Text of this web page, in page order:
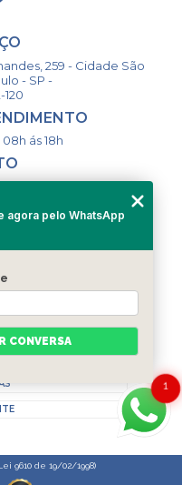
259 - Cidade São
- SP -
120
ás 18h
9610 de 19/02/1998)
1
agora pelo WhatsApp
CONVERSA